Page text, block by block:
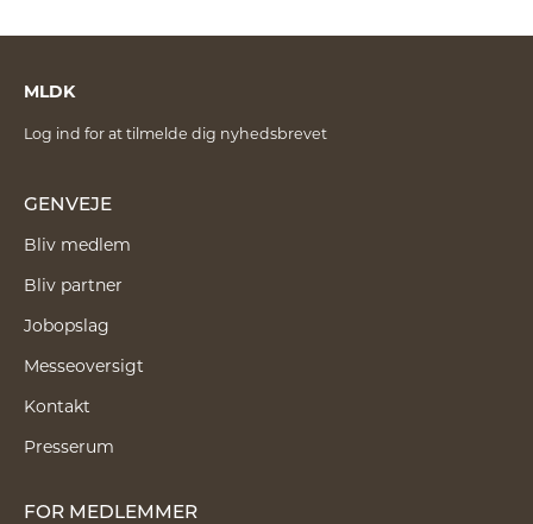
MLDK
Log ind for at tilmelde dig nyhedsbrevet
GENVEJE
Bliv medlem
Bliv partner
Jobopslag
Messeoversigt
Kontakt
Presserum
FOR MEDLEMMER